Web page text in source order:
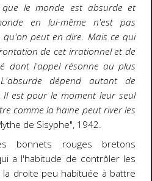
que le monde est absurde et
en lui-même n'est pas
peut en dire. Mais ce qui
de cet irrationnel et de
dont l'appel résonne au plus
dépend autant de
est pour le moment leur seul
comme la haine peut river les
de Sisyphe", 1942.
bonnets rouges bretons
a l'habitude de contrôler les
droite peu habituée à battre